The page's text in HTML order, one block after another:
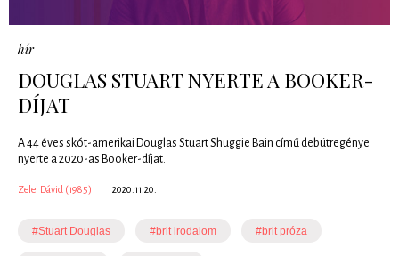
hír
DOUGLAS STUART NYERTE A BOOKER-
DÍJAT
A 44 éves skót-amerikai Douglas Stuart Shuggie Bain című debütregénye
nyerte a 2020-as Booker-díjat.
Zelei Dávid (1985) 2020.11.20.
#Stuart Douglas #brit irodalom #brit próza